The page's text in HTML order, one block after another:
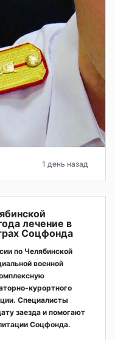
1 день назад
лечение в
Соцфонда
по Челябинской
военной
курортного
Специалисты
заезда и помогают
Соцфонда.